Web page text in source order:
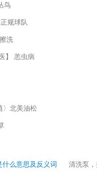
鸟
规球队
洗
医】 恙虫病
〉北美油松
么意思及反义词
清洗泵